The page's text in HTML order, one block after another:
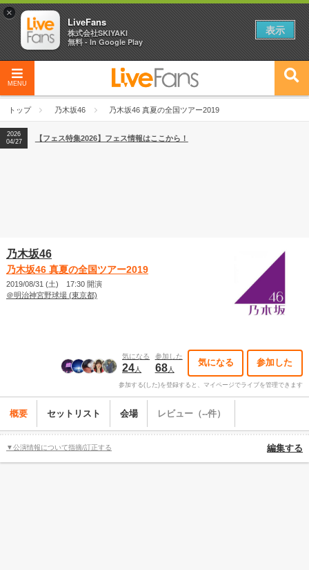
MENU
トップ 乃木坂46 乃木坂46 真夏の全国ツアー2019
2026
04/27
2026
【ライブ動員ランキング】2026年上半期編発表！
2026
04/27
【フェス特集2026】フェス情報はここから！
乃木坂46
乃木坂46 真夏の全国ツアー2019
2019/08/31 (土) 17:30 開演
＠明治神宮野球場 (東京都)
気になる
24人
参加した
68人
気になる 参加した
参加する(した)を登録すると、マイページでライブを管理できます
概要 セットリスト 会場 レビュー（--件）
▼公演情報について指摘/訂正する 編集する
×
LiveFans
株式会社SKIYAKI
無料 - In Google Play
表示